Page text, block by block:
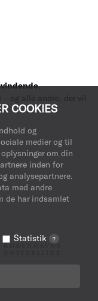
COOKIES
og
medier og til
om din
inden for
analysepartnere.
med andre
de har indsamlet
Statistik ?
,
og alle andre, der vil